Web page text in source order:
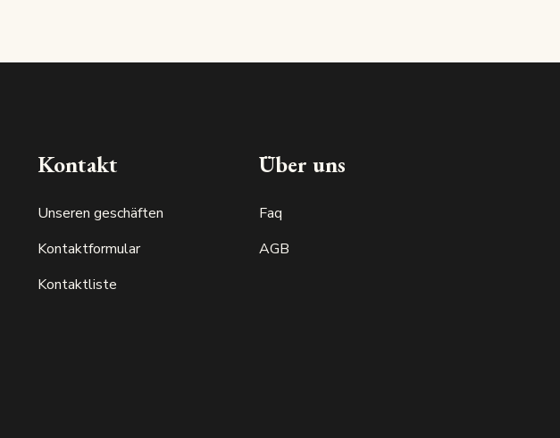
Kontakt
Unseren geschäften
Kontaktformular
Kontaktliste
Über uns
Faq
AGB